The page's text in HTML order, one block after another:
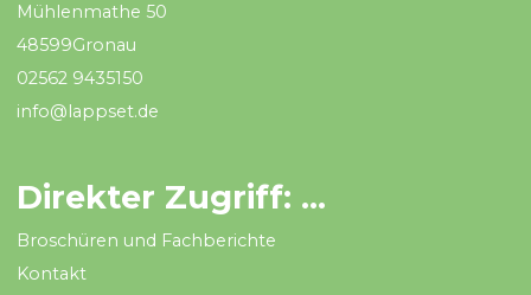
Mühlenmathe 50
48599Gronau
02562 9435150
info@lappset.de
Direkter Zugriff: ...
Broschüren und Fachberichte
Kontakt